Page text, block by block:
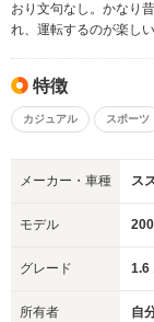
おり文句なし。かなり
れ、運転するのが楽し
特徴
カジュアル スポーツ
メーカー・車種 ス
モデル
グレード 1.6
所有者 自